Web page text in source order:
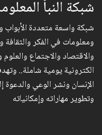
شبكة النبأ
شبكة واسعة متعددة
ومعلومات في الفكر والثقافة
والاقتصاد والاجتماع
الكترونية يومية شاملة..
الإنسان ونشر الوعي والدعوة
وتطوير مهاراته وإمكانياته